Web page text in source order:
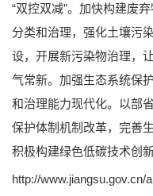
“双控双减”。加快构建废
分类和治理，强化土壤污
设，开展新污染物治理，
气常新。加强生态系统保
和治理能力现代化。以部
保护体制机制改革，完善
积极构建绿色低碳技术创
http://www.jiangsu.gov.cn/